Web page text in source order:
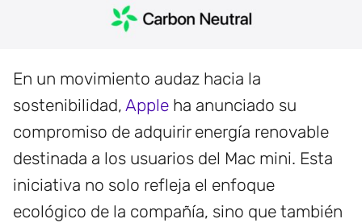
En un movimiento audaz hacia la
sostenibilidad, Apple ha anunciado su
compromiso de adquirir energía renovable
destinada a los usuarios del Mac mini. Esta
iniciativa no solo refleja el enfoque
ecológico de la compañía, sino que también